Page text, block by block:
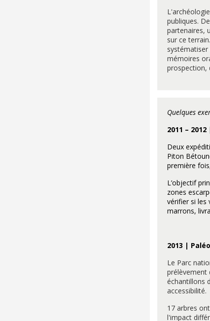
publiques.
partenaires,
sur ce
mémoires
prospection,
Quelques
2011 –
Deux
Piton
première
L’objectif
zones
vérifier si les
marrons,
2013 |
Le Parc
prélèvement
échantillons
accessibilité.
17 arbres
l'impact